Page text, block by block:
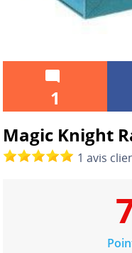
1
Magic Knight
1 avis